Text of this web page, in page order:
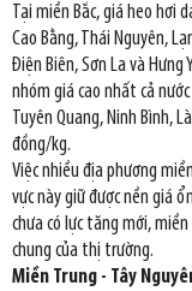
Tại miền Bắc, giá heo hơi
Cao Bằng, Thái Nguyên,
Điện Biên, Sơn La và Hưng
nhóm giá cao nhất cả
Tuyên Quang, Ninh Bình,
đồng/kg.
Việc nhiều địa phương
vực này giữ được nền giá
chưa có lực tăng mới,
chung của thị trường.
Miền Trung - Tây